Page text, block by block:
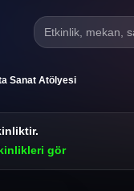
Etkinlik, mekan,
Sanat Atölyesi
gör